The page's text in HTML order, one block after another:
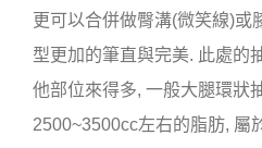
更可以合併做臀溝(微笑線)或
型更加的筆直與完美. 此處的
他部位來得多, 一般大腿環狀
2500~3500cc左右的脂肪, 屬